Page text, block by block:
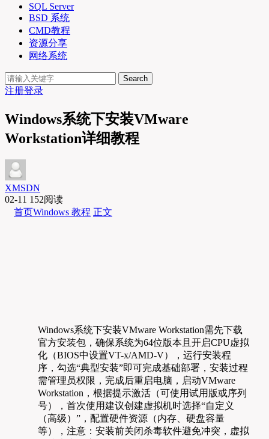
SQL Server
BSD 系统
CMD教程
资源分享
网络系统
Search
注册登录
Windows系统下安装VMware
Workstation详细教程
XMSDN
02-11 152阅读
首页Windows 教程 正文
Windows系统下安装VMware Workstation需先下载
官方安装包，确保系统为64位版本且开启CPU虚拟
化（BIOS中设置VT-x/AMD-V），运行安装程
序，勾选“典型安装”即可完成基础部署，安装过程
需管理员权限，完成后重启电脑，启动VMware
Workstation，根据提示激活（可使用试用版或序列
号），首次使用建议创建虚拟机时选择“自定义
（高级）”，配置硬件资源（内存、硬盘容量
等），注意：安装前关闭杀毒软件避免冲突，虚拟